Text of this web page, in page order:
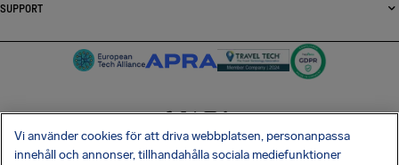
SUPPORT
SocialFacebook
SocialTwitter
SocialInstagram
SocialLinkedin
Vi använder cookies för att driva webbplatsen, personanpassa
innehåll och annonser, tillhandahålla sociala mediefunktioner